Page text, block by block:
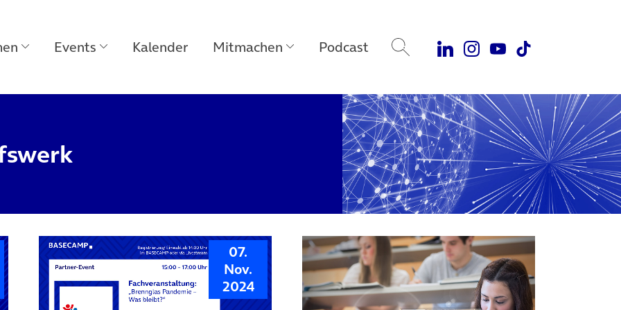
Events Kalender Mitmachen Podcast
07.
Nov.
2024